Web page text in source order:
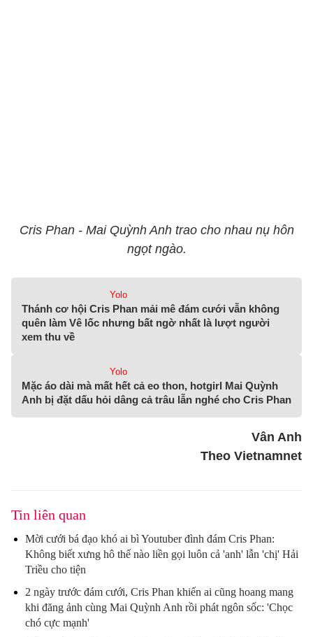
Cris Phan - Mai Quỳnh Anh trao cho nhau nụ hôn
ngọt ngào.
Yolo
Thánh cơ hội Cris Phan mải mê đám cưới vẫn không
quên làm Vê lốc nhưng bất ngờ nhất là lượt người
xem thu về
Yolo
Mặc áo dài mà mất hết cả eo thon, hotgirl Mai Quỳnh
Anh bị đặt dấu hỏi dâng cả trâu lẫn nghé cho Cris Phan
Vân Anh
Theo Vietnamnet
Tin liên quan
Mời cưới bá đạo khó ai bì Youtuber đình đám Cris Phan:
Không biết xưng hô thế nào liền gọi luôn cả 'anh' lẫn 'chị' Hải
Triều cho tiện
2 ngày trước đám cưới, Cris Phan khiến ai cũng hoang mang
khi đăng ảnh cùng Mai Quỳnh Anh rồi phát ngôn sốc: 'Chọc
chó cực mạnh'